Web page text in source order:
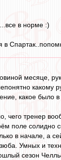
в норме :)
в
месяце,
какому
какое было
чего тренер
поле солидно
в начале, а
Умных и
сезон